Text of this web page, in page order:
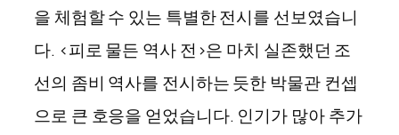
을 체험할 수 있는 특별한 전시를 선보였습니
다. <피로 물든 역사 전>은 마치 실존했던 조
선의 좀비 역사를 전시하는 듯한 박물관 컨셉
으로 큰 호응을 얻었습니다. 인기가 많아 추가